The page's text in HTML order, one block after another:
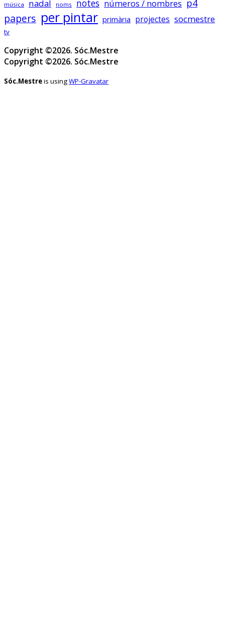
Sóc.mestre
@socmestre.bsky.social
Mapa de centres públics
socmestre.cat/recursos/map...
música nadal noms notes números / nombres p4
papers per pintar primària projectes socmestre
tv
Copyright ©2026. Sóc.Mestre
Copyright ©2026. Sóc.Mestre
Sóc.Mestreis usingWP-Gravatar